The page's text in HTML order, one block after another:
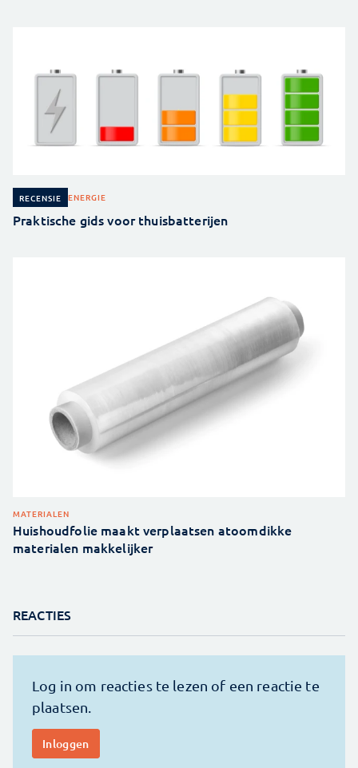
RECENSIE ENERGIE
Praktische gids voor thuisbatterijen
MATERIALEN
Huishoudfolie maakt verplaatsen atoomdikke
materialen makkelijker
REACTIES